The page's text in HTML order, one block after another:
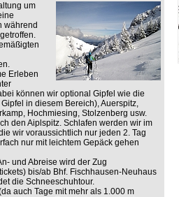
um
während
Erleben
können wir optional Gipfel wie die
in diesem Bereich), Auerspitz,
Hochmiesing, Stolzenberg usw.
den Aiplspitz. Schlafen werden wir im
wir voraussichtlich nur jeden 2. Tag
nur mit leichtem Gepäck gehen
und Abreise wird der Zug
bis/ab Bhf. Fischhausen-Neuhaus
die Schneeschuhtour.
auch Tage mit mehr als 1.000 m